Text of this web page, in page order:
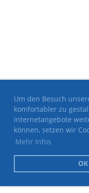
Um den Besuch
komfortabler zu
Internetangebote
können, setzen wir
Mehr Infos
OK